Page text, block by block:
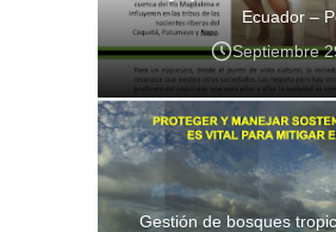
Ecuador –
Septiembre
Gestión de bosques